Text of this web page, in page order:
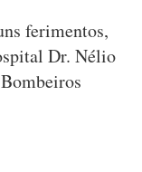
ferimentos,
Dr. Nélio